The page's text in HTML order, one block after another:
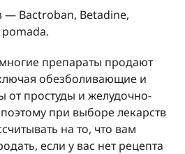
— Bactroban, Betadine,
препараты продают
обезболивающие и
от простуды и желудочно-
при выборе лекарств
на то, что вам
если у вас нет рецепта